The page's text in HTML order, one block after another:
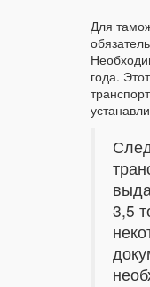
Для
года.
3,5